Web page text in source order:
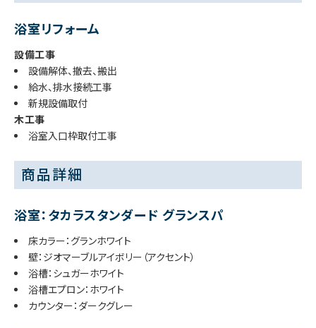
浴室リフォーム
設備工事
設備解体、撤去、搬出
給水、排水接続工事
新規設備取付
木工事
浴室入口枠取付工事
商品詳細
浴室：タカラスタンダード グランスパ
床カラー：グランホワイト
壁：ジオマーブルアイボリー（アクセント）
浴槽：シュガーホワイト
浴槽エプロン：ホワイト
カウンター：ダークグレー